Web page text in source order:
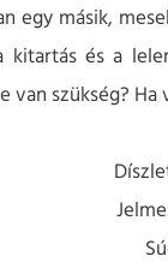
egy másik,
és a
van szükség?